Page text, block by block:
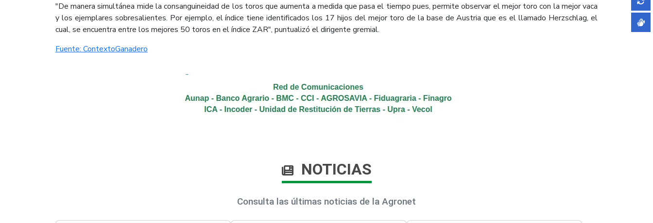
"De manera simultánea mide la consanguineidad de los toros que aumenta a medida que pasa el tiempo pues, permite observar el mejor toro con la mejor vaca
y los ejemplares sobresalientes. Por ejemplo, el índice tiene identificados los 17 hijos del mejor toro de la base de Austria que es el llamado Herzschlag, el
cual, se encuentra entre los mejores 50 toros en el índice ZAR", puntualizó el dirigente gremial.
Fuente: ContextoGanadero​
NOTICIAS
Consulta las últimas noticias de la Agronet